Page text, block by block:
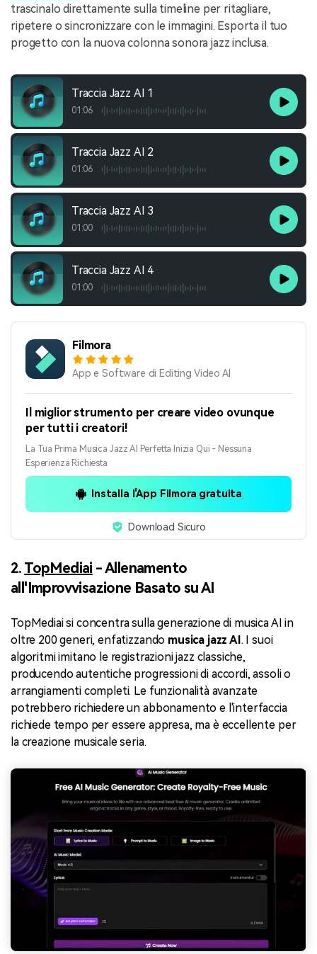
trascinalo direttamente sulla timeline per ritagliare,
ripetere o sincronizzare con le immagini. Esporta il tuo
progetto con la nuova colonna sonora jazz inclusa.
Traccia Jazz AI 1
01:06
Traccia Jazz AI 2
01:06
Traccia Jazz AI 3
01:00
Traccia Jazz AI 4
01:00
Filmora
App e Software di Editing Video AI
Il miglior strumento per creare video ovunque
per tutti i creatori!
La Tua Prima Musica Jazz AI Perfetta Inizia Qui - Nessuna
Esperienza Richiesta
Installa l'App Filmora gratuita
Download Sicuro
2. TopMediai - Allenamento
all'Improvvisazione Basato su AI
TopMediai si concentra sulla generazione di musica AI in
oltre 200 generi, enfatizzando musica jazz AI. I suoi
algoritmi imitano le registrazioni jazz classiche,
producendo autentiche progressioni di accordi, assoli o
arrangiamenti completi. Le funzionalità avanzate
potrebbero richiedere un abbonamento e l'interfaccia
richiede tempo per essere appresa, ma è eccellente per
la creazione musicale seria.